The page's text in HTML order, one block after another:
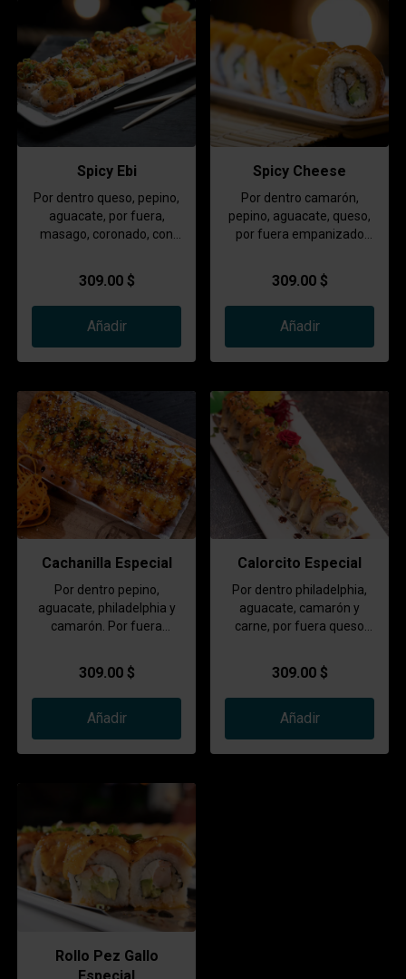
Spicy Ebi
Por dentro queso, pepino,
aguacate, por fuera,
masago, coronado, con
del chef.
309.00 $
Añadir
Spicy Cheese
Por dentro camarón,
pepino, aguacate, queso,
por fuera empanizado
manchego
309.00 $
Añadir
Cachanilla Especial
Por dentro pepino,
aguacate, philadelphia y
camarón. Por fuera
spicy de cangrejo y
aderezo chef, bañado en
una salsa especial
309.00 $
Añadir
Calorcito Especial
Por dentro philadelphia,
aguacate, camarón y
carne, por fuera queso
empanizado con un
aderezó del chef y salsa
especial.
309.00 $
Añadir
Rollo Pez Gallo
Especial